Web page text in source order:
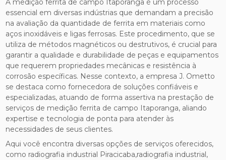
A medição ferrita de campo Itaporanga é um processo
essencial em diversas indústrias que demandam a precisão
na avaliação da quantidade de ferrita em materiais como
aços inoxidáveis e ligas ferrosas. Este procedimento, que se
utiliza de métodos magnéticos ou destrutivos, é crucial para
garantir a qualidade e durabilidade de peças e equipamentos
que requerem propriedades mecânicas e resistência à
corrosão específicas. Nesse contexto, a empresa J. Ometto
se destaca como fornecedora de soluções confiáveis e
especializadas, atuando de forma assertiva na prestação de
serviços de medição ferrita de campo Itaporanga, aliando
expertise e tecnologia de ponta para atender às
necessidades de seus clientes.
Aqui você encontra diversas opções de serviços oferecidos,
como radiografia industrial Piracicaba,radiografia industrial,